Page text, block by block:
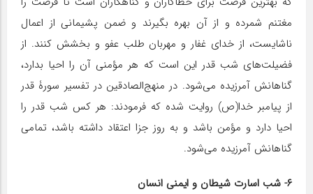
مغتنم شمرده و از آن بهره بگیرند و ضمن پشیمانی از اعمال
ناشایست، از خدای غفار و مهربان طلب عفو و بخشش کنند. از
فضیلت‌های شب قدر این است که هر مؤمنی آن را احیا بدارد،
گناهانش آمرزیده می‌شود. در منهج‌الصادقین در تفسیر سورۀ قدر
از پیامبر خدا(ص) روایت شده که فرمودند: هر کس شب قدر را
احیا دارد و مؤمن باشد و به روز جزا اعتقاد داشته باشد، تمامی
گناهانش آمرزیده می‌شود.
۶- شب اسارت شیطان و ایمنی انسان